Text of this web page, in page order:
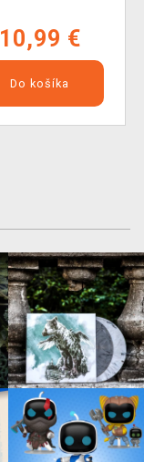
10,99 €
Do košíka